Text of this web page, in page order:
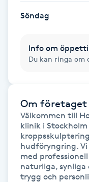
Hot Stone Massage
Hot yoga
Hudföryngring
Huduppstramning
Hudvård
Söndag
Info om
Du kan ringa om
Om företaget
Välkommen till
klinik i
hudföryngring.
med
naturliga, synliga
trygg och